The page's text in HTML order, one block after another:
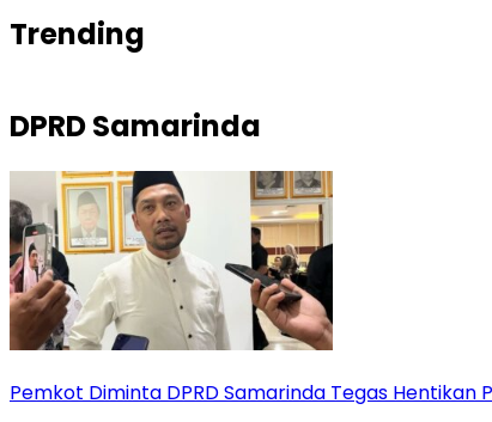
Trending
DPRD Samarinda
Pemkot Diminta DPRD Samarinda Tegas Hentikan